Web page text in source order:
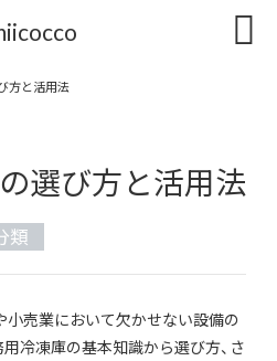

方と活用法
選び方と活用法
類
小売業において欠かせない設備の
冷凍庫の基本知識から選び方、さ